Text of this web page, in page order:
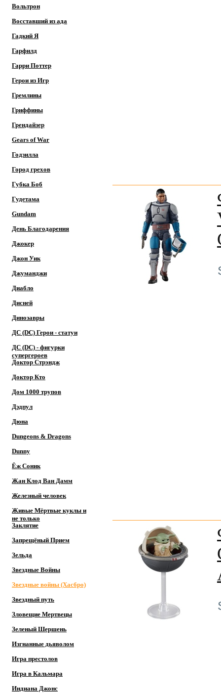
Вольтрон
Восставший из ада
Гадкий Я
Гарфилд
Гарри Поттер
Герои из Игр
Гремлины
Гриффины
Грендайзер
Gears of War
Годзилла
Город грехов
Губка Боб
Гудетама
Gundam
День Благодарения
Джокер
Джон Уик
Джуманджи
Диабло
Дисней
Динозавры
ДС (DC) Герои - cтатуи
ДС (DC) - фигурки
супергероев
Доктор Cтрэндж
Доктор Кто
Дом 1000 трупов
Дэдпул
Дюна
Dungeons & Dragons
Dunny
Ёж Соник
Жан Клод Ван Дамм
Железный человек
Живые Мёртвые куклы и
не только
Заклятие
Запрещёный Прием
Зельда
Звездные Войны
Звездные войны (Хасбро)
Звездный путь
Зловещие Мертвецы
Зеленый Шершень
Изгнанные дьяволом
Игра престолов
Игра в Кальмара
Индиана Джонс